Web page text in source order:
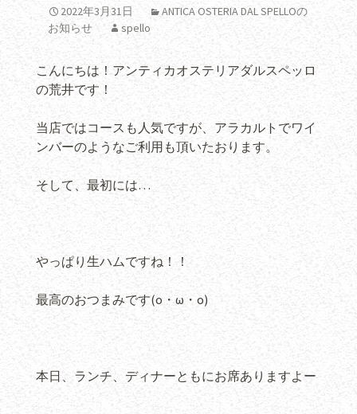
2022年3月31日
ANTICA OSTERIA DAL SPELLOの
お知らせ
spello
こんにちは！アンティカオステリアダルスペッロ
の荒井です！
当店ではコースも人気ですが、アラカルトでワイ
ンバーのようなご利用も頂いたおります。
そして、最初には…
やっぱり生ハムですね！！
最高のおつまみです(o・ω・o)
本日、ランチ、ディナーともにお席ありますよー